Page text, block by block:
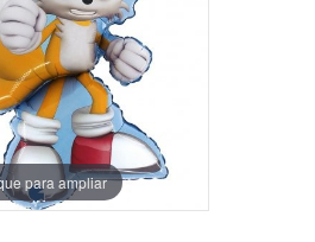
para ampliar